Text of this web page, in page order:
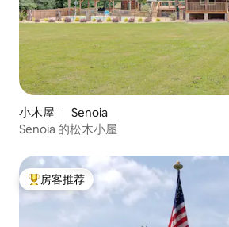
小木屋 ｜ Senoia
Senoia 的松木小屋
热门「房客推荐」
房客推荐